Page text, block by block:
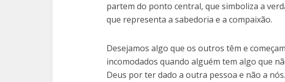
partem do ponto central, que simboliza a
que representa a sabedoria e a compaixão.
Desejamos algo que os outros têm e
incomodados quando alguém tem algo que
Deus por ter dado a outra pessoa e não a